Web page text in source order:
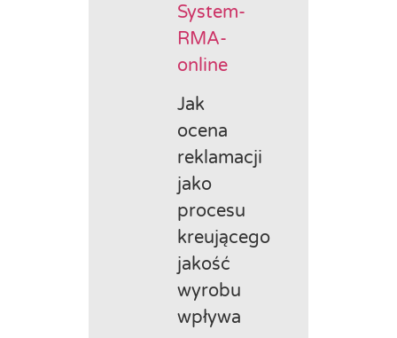
System-
RMA-
online
Jak
ocena
reklamacji
jako
procesu
kreującego
jakość
wyrobu
wpływa